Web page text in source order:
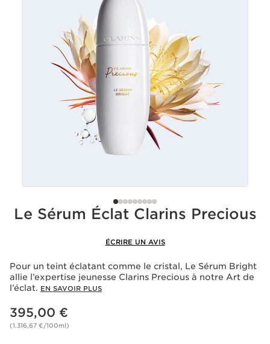
Le Sérum Éclat Clarins Precious
ÉCRIRE UN AVIS
Pour un teint éclatant comme le cristal, Le Sérum Bright
allie l’expertise jeunesse Clarins Precious à notre Art de
l’éclat. EN SAVOIR PLUS
Nouveau prix 395,00 €
395,00 €
(1.316,67 €/100ml)